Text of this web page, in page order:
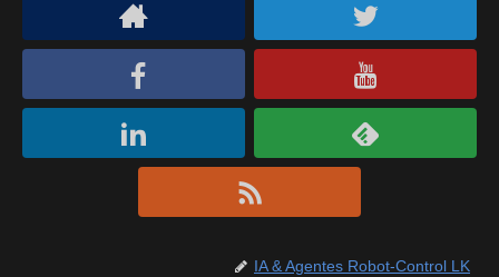
IA & Agentes Robot-Control LK